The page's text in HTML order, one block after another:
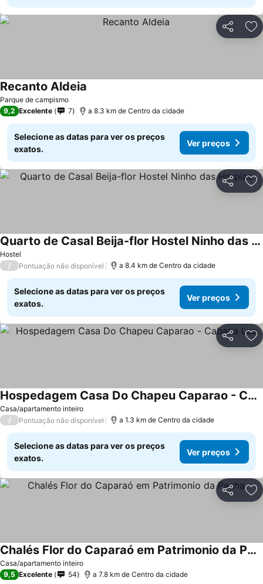
Partilhar
Parque de campismo
Recanto Aldeia
9,2 Excelente 7 a 8.3 km de Centro da cidade
Selecione as datas para ver os preços
exatos.
Ver preços
Partilhar
Hostel
Quarto de Casal Beija-flor Hostel Ninho das Harpias
Ver preços
/ Pontuação não disponível a 8.4 km de Centro da cidade
Selecione as datas para ver os preços
exatos.
Ver preços
Partilhar
Casa/apartamento inteiro
Hospedagem Casa Do Chapeu Caparao - Cabana Lua
Ver preços
/ Pontuação não disponível a 1.3 km de Centro da cidade
Selecione as datas para ver os preços
exatos.
Ver preços
Partilhar
Casa/apartamento inteiro
Chalés Flor do Caparaó em Patrimonio da Penha
Ver preços
9,5 Excelente 54 a 7.8 km de Centro da cidade